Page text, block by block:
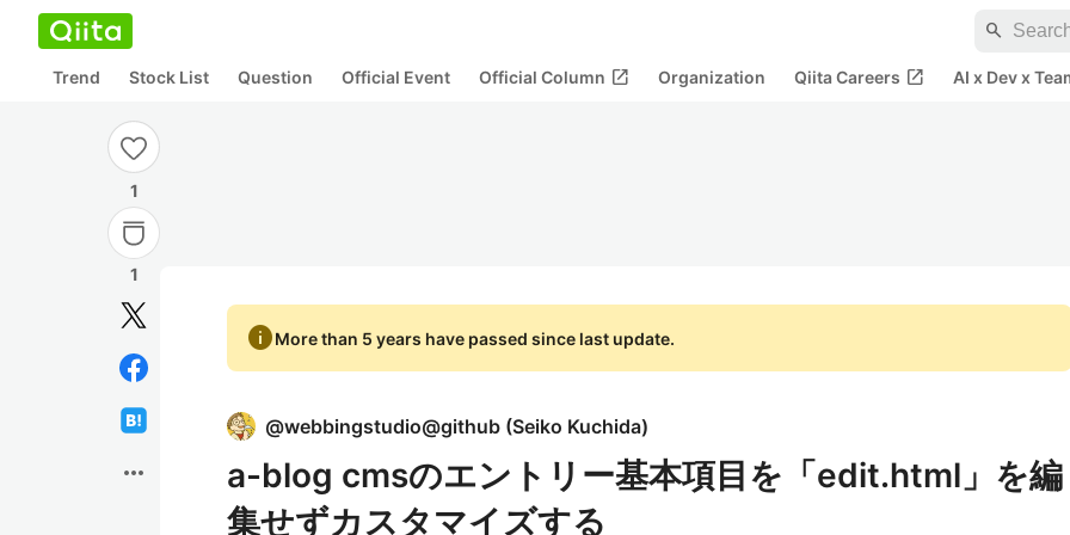
search
Trend Stock List Question Official Event Official Column open_in_new Organization Qiita Careers open_in_new AI x Dev x
1
1
more_horiz
infoMore than 5 years have passed since last update.
@webbingstudio@github (Seiko Kuchida)
a-blog cmsのエントリー基本項目を「edit.html」を編
集せずカスタマイズする